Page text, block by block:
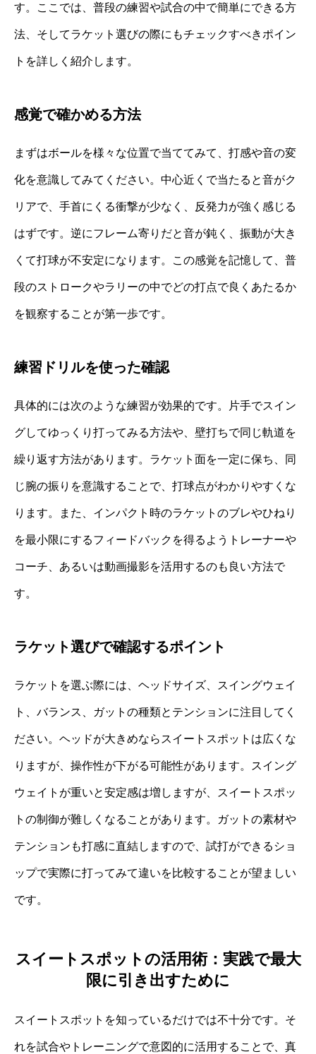
す。ここでは、普段の練習や試合の中で簡単にできる方
法、そしてラケット選びの際にもチェックすべきポイン
トを詳しく紹介します。
感覚で確かめる方法
まずはボールを様々な位置で当ててみて、打感や音の変
化を意識してみてください。中心近くで当たると音がク
リアで、手首にくる衝撃が少なく、反発力が強く感じる
はずです。逆にフレーム寄りだと音が鈍く、振動が大き
くて打球が不安定になります。この感覚を記憶して、普
段のストロークやラリーの中でどの打点で良くあたるか
を観察することが第一歩です。
練習ドリルを使った確認
具体的には次のような練習が効果的です。片手でスイン
グしてゆっくり打ってみる方法や、壁打ちで同じ軌道を
繰り返す方法があります。ラケット面を一定に保ち、同
じ腕の振りを意識することで、打球点がわかりやすくな
ります。また、インパクト時のラケットのブレやひねり
を最小限にするフィードバックを得るようトレーナーや
コーチ、あるいは動画撮影を活用するのも良い方法で
す。
ラケット選びで確認するポイント
ラケットを選ぶ際には、ヘッドサイズ、スイングウェイ
ト、バランス、ガットの種類とテンションに注目してく
ださい。ヘッドが大きめならスイートスポットは広くな
りますが、操作性が下がる可能性があります。スイング
ウェイトが重いと安定感は増しますが、スイートスポッ
トの制御が難しくなることがあります。ガットの素材や
テンションも打感に直結しますので、試打ができるショ
ップで実際に打ってみて違いを比較することが望ましい
です。
スイートスポットの活用術：実践で最大
限に引き出すために
スイートスポットを知っているだけでは不十分です。そ
れを試合やトレーニングで意図的に活用することで、真